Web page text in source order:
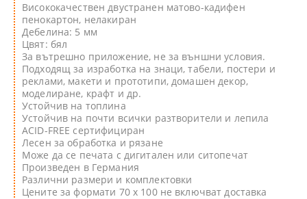
Висококачествен двустранен матово-кадифен
пенокартон, нелакиран
Дебелина: 5 мм
Цвят: бял
За вътрешно приложение, не за външни условия.
Подходящ за изработка на знаци, табели, постери и
реклами, макети и прототипи, домашен декор,
моделиране, крафт и др.
Устойчив на топлина
Устойчив на почти всички разтворители и лепила
ACID-FREE сертифициран
Лесен за обработка и рязане
Може да се печата с дигитален или ситопечат
Произведен в Германия
Различни размери и комплектовки
Цените за формати 70 х 100 не включват доставка